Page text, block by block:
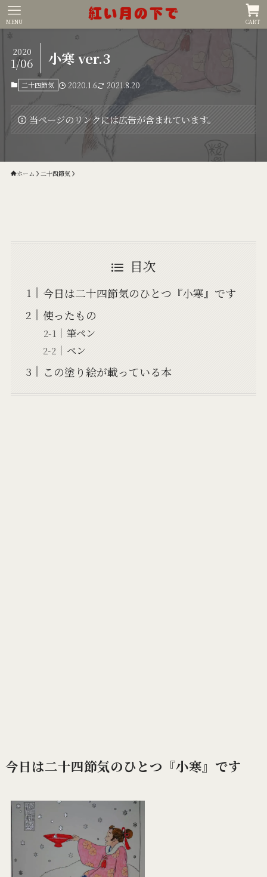
CART
MENU
小寒 ver.3
2020
1/06
二十四節気 2020.1.6 2021.8.20
当ページのリンクには広告が含まれています。
ホーム 二十四節気
目次
今日は二十四節気のひとつ『小寒』です
使ったもの
筆ペン
ペン
この塗り絵が載っている本
今日は二十四節気のひとつ『小寒』です